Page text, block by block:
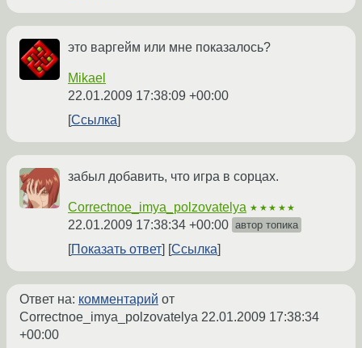
это варгейм или мне показалось?
Mikael
22.01.2009 17:38:09 +00:00
Ссылка
забыл добавить, что игра в сорцах.
Correctnoe_imya_polzovatelya ★★★★★
22.01.2009 17:38:34 +00:00 автор топика
Показать ответ Ссылка
Ответ на: комментарий от
Correctnoe_imya_polzovatelya 22.01.2009 17:38:34
+00:00